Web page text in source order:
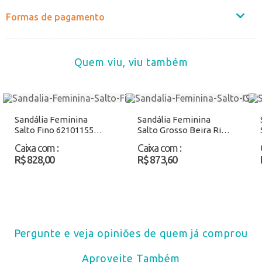
Formas de pagamento
Quem viu, viu também
Sandália Feminina
Salto Fino 62101155
Caixa com :
R$ 828,00
Sandália Feminina
Salto Grosso Beira Rio
Atacado
Caixa com :
R$ 873,60
Pergunte e veja opiniões de quem já comprou
Aproveite Também